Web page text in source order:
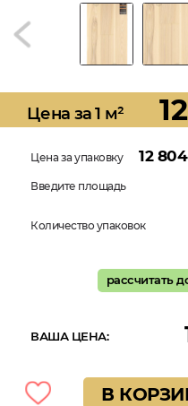
Цена за 1 м²
Цена за упаковку 12 804
Введите площадь
Количество упаковок
рассчитать
ВАША ЦЕНА:
В